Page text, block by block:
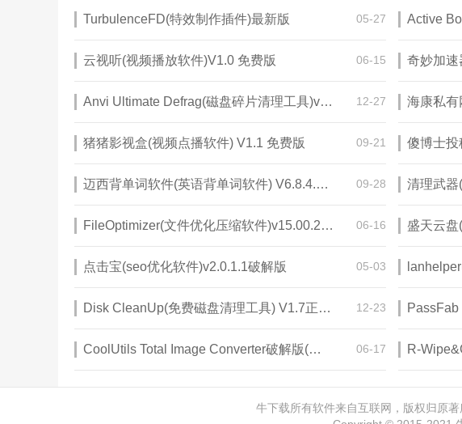
TurbulenceFD(特效制作插件)最新版 05-27
云视听(视频播放软件)V1.0 免费版 06-15
Anvi Ultimate Defrag(磁盘碎片清理工具)v1.1.0.1305 绿色特别版 12-27 海康私有
猪猪影视盒(视频点播软件) V1.1 免费版 09-21
迈西背单词软件(英语背单词软件) V6.8.4.2 破解版 09-28 清理武器
FileOptimizer(文件优化压缩软件)v15.00.2636 中文绿色版 06-16 盛天云盘
点击宝(seo优化软件)v2.0.1.1破解版 05-03
Disk CleanUp(免费磁盘清理工具) V1.7正式版 12-23
CoolUtils Total Image Converter破解版(图像转换工具)v8.2.0 06-17
牛下载所有软件来自互联网，版权归原